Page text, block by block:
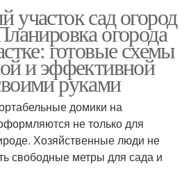
участок сад огород
огорода
готовые схемы
и эффективной
руками
домики на
не только для
Хозяйственные люди не
свободные метры для сада и